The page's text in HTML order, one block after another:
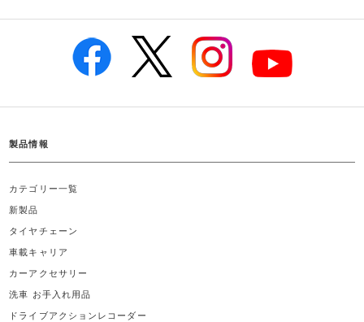
製品情報
カテゴリー一覧
新製品
タイヤチェーン
車載キャリア
カーアクセサリー
洗車 お手入れ用品
ドライブアクションレコーダー